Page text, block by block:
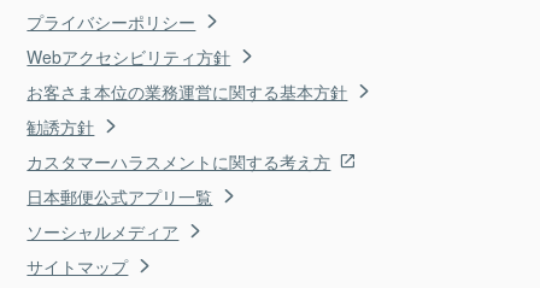
プライバシーポリシー
Webアクセシビリティ方針
お客さま本位の業務運営に関する基本方針
勧誘方針
カスタマーハラスメントに関する考え方
日本郵便公式アプリ一覧
ソーシャルメディア
サイトマップ